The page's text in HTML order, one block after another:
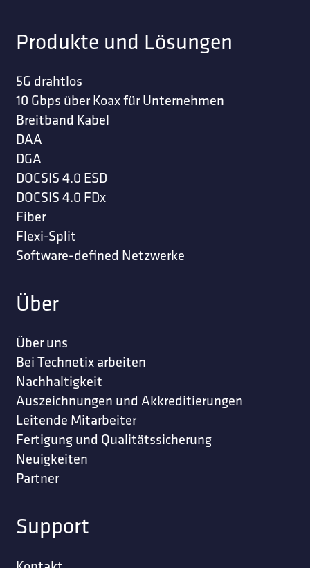
Produkte und Lösungen
5G drahtlos
10 Gbps über Koax für Unternehmen
Breitband Kabel
DAA
DGA
DOCSIS 4.0 ESD
DOCSIS 4.0 FDx
Fiber
Flexi-Split
Software-defined Netzwerke
Über
Über uns
Bei Technetix arbeiten
Nachhaltigkeit
Auszeichnungen und Akkreditierungen
Leitende Mitarbeiter
Fertigung und Qualitätssicherung
Neuigkeiten
Partner
Support